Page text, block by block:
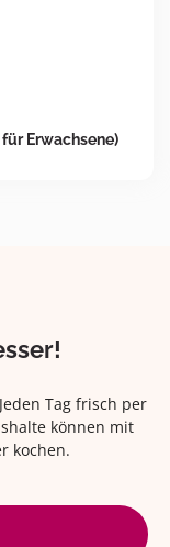
Erwachsene)
Tag frisch per
können mit
kochen.